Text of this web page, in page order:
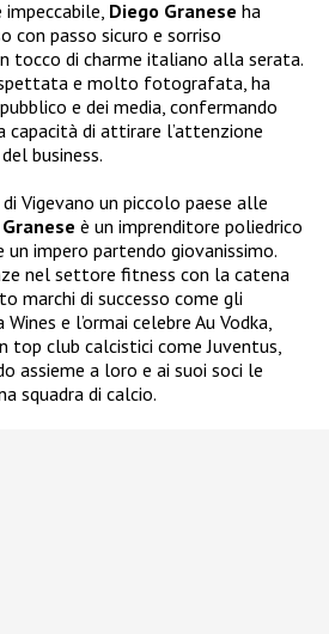
Diego Granese ha
con passo sicuro e sorriso
tocco di charme italiano alla serata.
e molto fotografata, ha
e dei media, confermando
capacità di attirare l’attenzione
business.
Vigevano un piccolo paese alle
è un imprenditore poliedrico
impero partendo giovanissimo.
nel settore fitness con la catena
marchi di successo come gli
e l’ormai celebre Au Vodka,
top club calcistici come Juventus,
assieme a loro e ai suoi soci le
squadra di calcio.